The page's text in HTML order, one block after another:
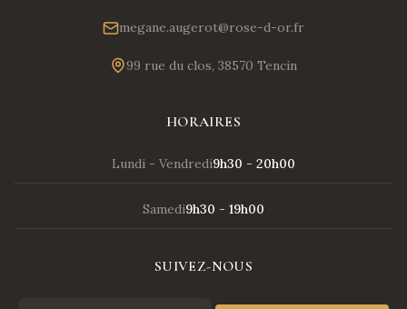
megane.augerot@rose-d-or.fr
99 rue du clos, 38570 Tencin
HORAIRES
Lundi - Vendredi9h30 - 20h00
Samedi9h30 - 19h00
SUIVEZ-NOUS